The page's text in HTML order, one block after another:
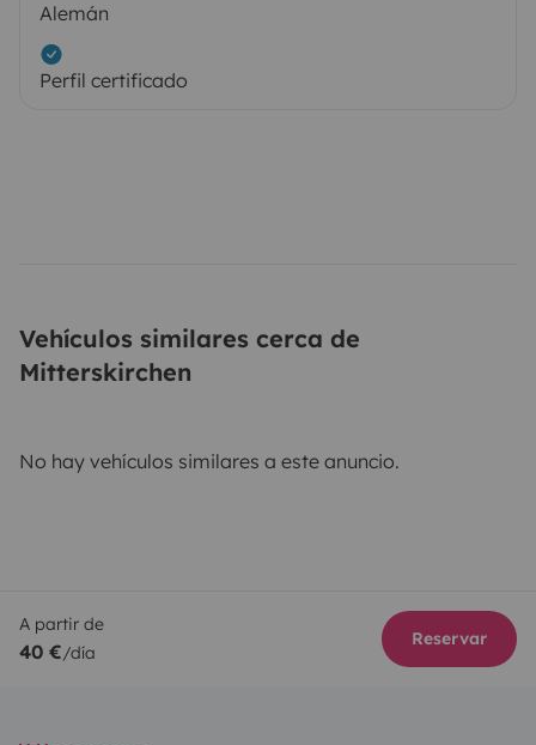
Alemán
Perfil certificado
Vehículos similares cerca de
Mitterskirchen
No hay vehículos similares a este anuncio.
A partir de
40 €/día
Reservar